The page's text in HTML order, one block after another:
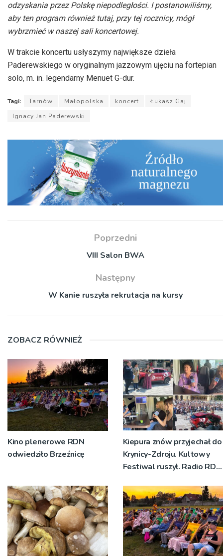
odzyskania przez Polskę niepodległości. I postanowiliśmy,
aby ten program również tutaj, przy tej rocznicy, mógł
wybrzmieć w naszej sali koncertowej.
W trakcie koncertu usłyszymy największe dzieła
Paderewskiego w oryginalnym jazzowym ujęciu na fortepian
solo, m. in. legendarny Menuet G-dur.
Tagi: Tarnów Małopolska koncert
Łukasz Gaj
Ignacy Jan Paderewski
Poprzedni
VIII Salon BWA
Następny
W Kanie ruszyła rekrutacja na kursy
ZOBACZ RÓWNIEŻ
Kino plenerowe RDN
odwiedziło Brzeźnicę
Kiepura znów przyjechał do
Krynicy-Zdroju. Kultowy
Festiwal ruszył. Radio RDN
żywo [ZDJĘCIA]